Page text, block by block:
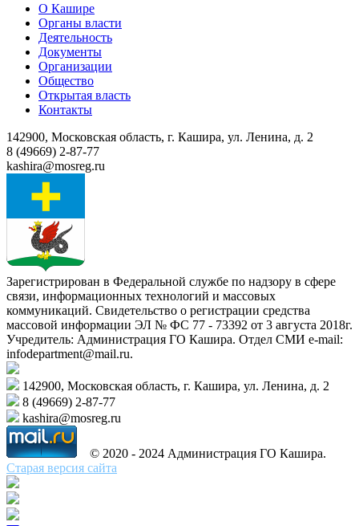
О Кашире
Органы власти
Деятельность
Документы
Организации
Общество
Открытая власть
Контакты
142900, Московская область, г. Кашира, ул. Ленина, д. 2
8 (49669) 2-87-77
kashira@mosreg.ru
Зарегистрирован в Федеральной службе по надзору в сфере
связи, информационных технологий и массовых
коммуникаций. Свидетельство о регистрации средства
массовой информации ЭЛ № ФС 77 - 73392 от 3 августа 2018г.
Учредитель: Администрация ГО Кашира. Отдел СМИ e-mail:
infodepartment@mail.ru.
142900, Московская область, г. Кашира, ул. Ленина, д. 2
8 (49669) 2-87-77
kashira@mosreg.ru
© 2020 - 2024 Администрация ГО Кашира.
Старая версия сайта